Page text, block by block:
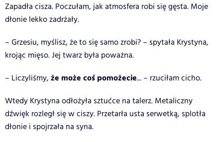
Zapadła cisza. Poczułam, jak atmosfera robi się gęsta. Moje
dłonie lekko zadrżały.
– Grzesiu, myślisz, że to się samo zrobi? – spytała Krystyna,
krojąc mięso. Jej twarz była poważna.
– Liczyliśmy, że może coś pomożecie... – rzuciłam cicho.
Wtedy Krystyna odłożyła sztućce na talerz. Metaliczny
dźwięk rozległ się w ciszy. Przetarła usta serwetką, splotła
dłonie i spojrzała na syna.